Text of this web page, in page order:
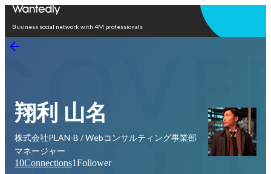
Business social network with 4M professionals
翔利 山名
株式会社PLAN-B / Webコンサルティング事業部
マネージャー
10Connections1Follower